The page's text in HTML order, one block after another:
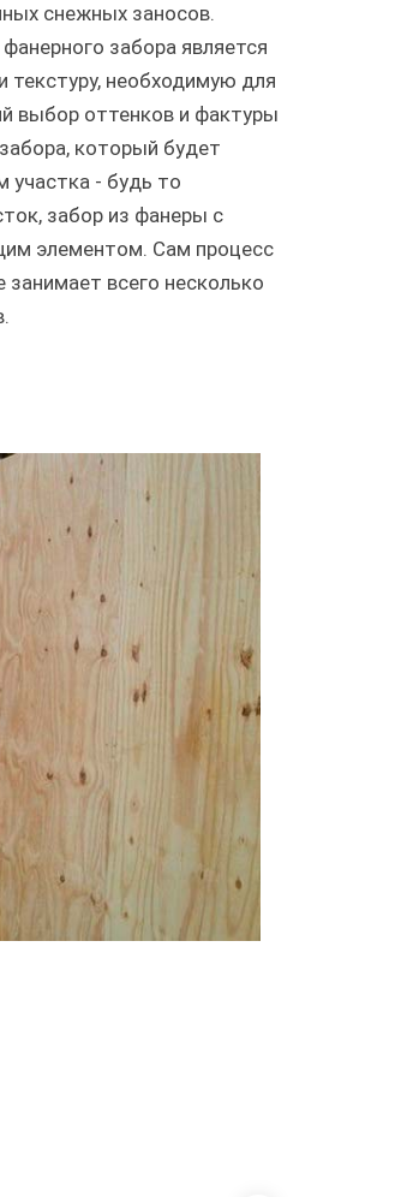
снежных заносов.
забора является
необходимую для
выбор оттенков и фактуры
который будет
участка - будь то
забор из фанеры с
элементом. Сам процесс
всего несколько